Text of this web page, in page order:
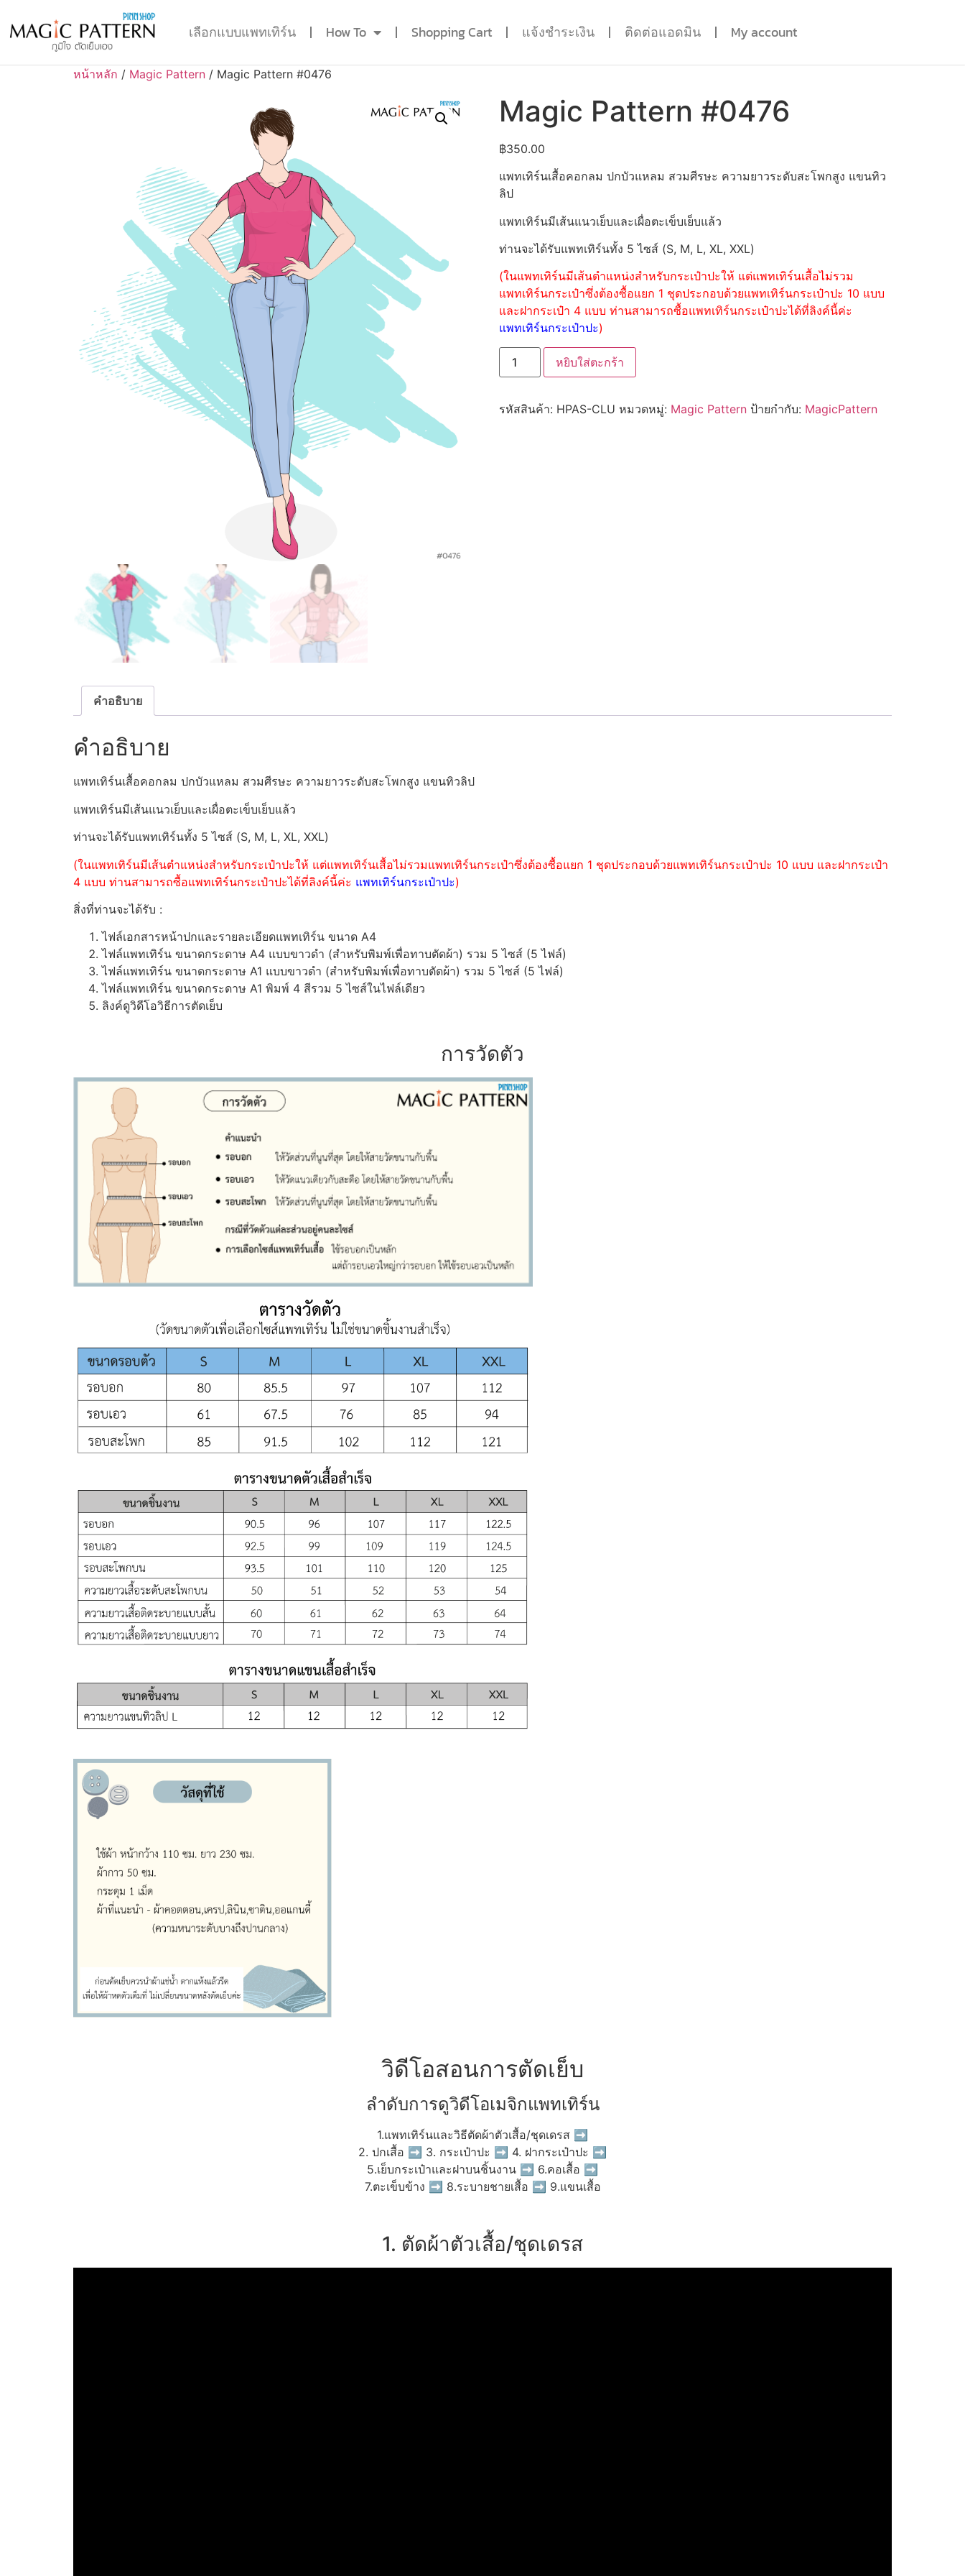
เลือกแบบแพทเทิร์น How To Shopping Cart แจ้งชำระเงิน ติดต่อแอดมิน My account
หน้าหลัก / Magic Pattern / Magic Pattern #0476
Magic Pattern #0476
฿350.00
แพทเทิร์นเสื้อคอกลม ปกบัวแหลม สวมศีรษะ ความยาวระดับสะโพกสูง แขนทิว
ลิป
แพทเทิร์นมีเส้นแนวเย็บและเผื่อตะเข็บเย็บแล้ว
ท่านจะได้รับแพทเทิร์นทั้ง 5 ไซส์ (S, M, L, XL, XXL)
(ในแพทเทิร์นมีเส้นตำแหน่งสำหรับกระเป๋าปะให้ แต่แพทเทิร์นเสื้อไม่รวม
แพทเทิร์นกระเป๋าซึ่งต้องซื้อแยก 1 ชุดประกอบด้วยแพทเทิร์นกระเป๋าปะ 10 แบบ
และฝากระเป๋า 4 แบบ ท่านสามารถซื้อแพทเทิร์นกระเป๋าปะได้ที่ลิงค์นี้ค่ะ
แพทเทิร์นกระเป๋าปะ)
หยิบใส่ตะกร้า
รหัสสินค้า: HPAS-CLU หมวดหมู่: Magic Pattern ป้ายกำกับ: MagicPattern
คำอธิบาย
คำอธิบาย
แพทเทิร์นเสื้อคอกลม ปกบัวแหลม สวมศีรษะ ความยาวระดับสะโพกสูง แขนทิวลิป
แพทเทิร์นมีเส้นแนวเย็บและเผื่อตะเข็บเย็บแล้ว
ท่านจะได้รับแพทเทิร์นทั้ง 5 ไซส์ (S, M, L, XL, XXL)
(ในแพทเทิร์นมีเส้นตำแหน่งสำหรับกระเป๋าปะให้ แต่แพทเทิร์นเสื้อไม่รวมแพทเทิร์นกระเป๋าซึ่งต้องซื้อแยก 1 ชุดประกอบด้วยแพทเทิร์นกระเป๋าปะ 10 แบบ และฝากระเป๋า
4 แบบ ท่านสามารถซื้อแพทเทิร์นกระเป๋าปะได้ที่ลิงค์นี้ค่ะ แพทเทิร์นกระเป๋าปะ)
สิ่งที่ท่านจะได้รับ :
ไฟล์เอกสารหน้าปกและรายละเอียดแพทเทิร์น ขนาด A4
ไฟล์แพทเทิร์น ขนาดกระดาษ A4 แบบขาวดำ (สำหรับพิมพ์เพื่อทาบตัดผ้า) รวม 5 ไซส์ (5 ไฟล์)
ไฟล์แพทเทิร์น ขนาดกระดาษ A1 แบบขาวดำ (สำหรับพิมพ์เพื่อทาบตัดผ้า) รวม 5 ไซส์ (5 ไฟล์)
ไฟล์แพทเทิร์น ขนาดกระดาษ A1 พิมพ์ 4 สีรวม 5 ไซส์ในไฟล์เดียว
ลิงค์ดูวิดีโอวิธีการตัดเย็บ
การวัดตัว
วิดีโอสอนการตัดเย็บ
ลำดับการดูวิดีโอเมจิกแพทเทิร์น
1.แพทเทิร์นและวิธีตัดผ้าตัวเสื้อ/ชุดเดรส ➡
2. ปกเสื้อ ➡ 3. กระเป๋าปะ ➡ 4. ฝากระเป๋าปะ ➡
5.เย็บกระเป๋าและฝาบนชิ้นงาน ➡ 6.คอเสื้อ ➡
7.ตะเข็บข้าง ➡ 8.ระบายชายเสื้อ ➡ 9.แขนเสื้อ
1. ตัดผ้าตัวเสื้อ/ชุดเดรส